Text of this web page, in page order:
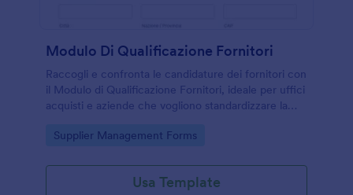
Modulo Di Qualificazione Fornitori
Raccogli e confronta le candidature dei fornitori con
il Modulo di Qualificazione Fornitori, ideale per uffici
acquisti e aziende che vogliono standardizzare la
ordinato.
Go to Category:
Supplier Management Forms
Usa Template